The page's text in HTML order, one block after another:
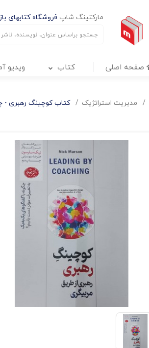
مارکتینگ شاپ فروشگاه کتابهای
صفحه اصلی کتاب ویدیو
مدیریت استراتژیک کتاب کوچینگ رهبری -